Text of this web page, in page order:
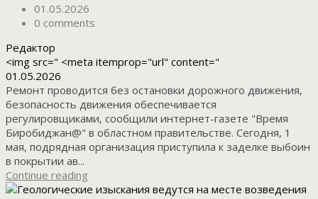
01.05.2026
0 comments
Редактор
<img src=" <meta itemprop="url" content="
01.05.2026
Ремонт проводится без остановки дорожного движения,
безопасность движения обеспечивается
регулировщиками, сообщили интернет-газете "Время
Биробиджан@" в областном правительстве. Сегодня, 1
мая, подрядная организация приступила к заделке выбоин
в покрытии ав...
Continue reading